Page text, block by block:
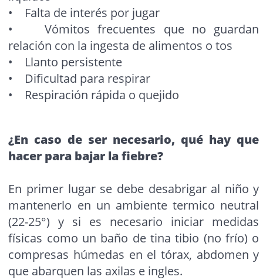
• Falta de interés por jugar
• Vómitos frecuentes que no guardan
relación con la ingesta de alimentos o tos
• Llanto persistente
• Dificultad para respirar
• Respiración rápida o quejido
¿En caso de ser necesario, qué hay que
hacer para bajar la fiebre?
En primer lugar se debe desabrigar al niño y
mantenerlo en un ambiente termico neutral
(22-25°) y si es necesario iniciar medidas
físicas como un baño de tina tibio (no frío) o
compresas húmedas en el tórax, abdomen y
que abarquen las axilas e ingles.